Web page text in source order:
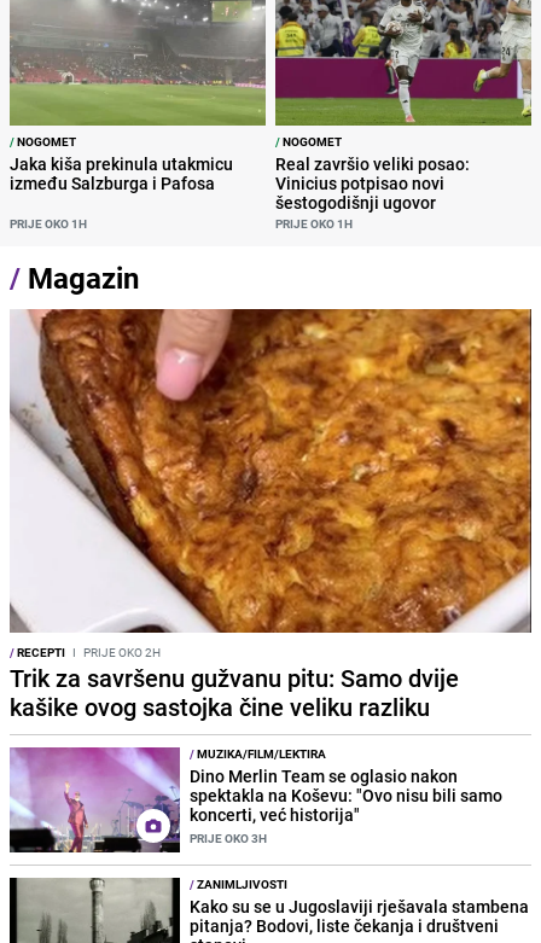
/NOGOMET
Jaka kiša prekinula utakmicu
između Salzburga i Pafosa
PRIJE OKO 1H
/NOGOMET
Real završio veliki posao:
Vinicius potpisao novi
šestogodišnji ugovor
PRIJE OKO 1H
/ Magazin
/RECEPTI I PRIJE OKO 2H
Trik za savršenu gužvanu pitu: Samo dvije
kašike ovog sastojka čine veliku razliku
/MUZIKA/FILM/LEKTIRA
Dino Merlin Team se oglasio nakon
spektakla na Koševu: "Ovo nisu bili samo
koncerti, već historija"
PRIJE OKO 3H
/ZANIMLJIVOSTI
Kako su se u Jugoslaviji rješavala stambena
pitanja? Bodovi, liste čekanja i društveni